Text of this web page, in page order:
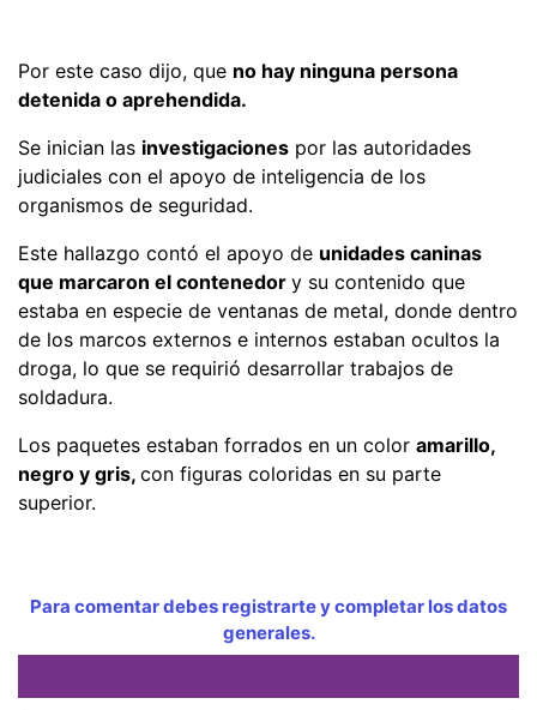
Por este caso dijo, que no hay ninguna persona
detenida o aprehendida.
Se inician las investigaciones por las autoridades
judiciales con el apoyo de inteligencia de los
organismos de seguridad.
Este hallazgo contó el apoyo de unidades caninas
que marcaron el contenedor y su contenido que
estaba en especie de ventanas de metal, donde dentro
de los marcos externos e internos estaban ocultos la
droga, lo que se requirió desarrollar trabajos de
soldadura.
Los paquetes estaban forrados en un color amarillo,
negro y gris, con figuras coloridas en su parte
superior.
Para comentar debes registrarte y completar los datos
generales.